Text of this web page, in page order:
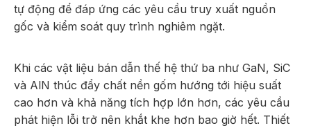
tự động để đáp ứng các yêu cầu truy xuất nguồn
gốc và kiểm soát quy trình nghiêm ngặt.
Khi các vật liệu bán dẫn thế hệ thứ ba như GaN, SiC
và AlN thúc đẩy chất nền gốm hướng tới hiệu suất
cao hơn và khả năng tích hợp lớn hơn, các yêu cầu
phát hiện lỗi trở nên khắt khe hơn bao giờ hết. Thiết